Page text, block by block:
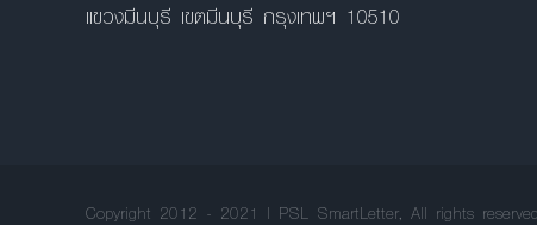
แขวงมีนบุรี เขตมีนบุรี กรุงเทพฯ 10510
Copyright 2012 - 2021 | PSL SmartLetter, All rights